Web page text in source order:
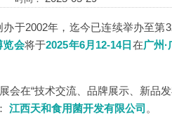
办于2002年，迄今已连续举办至第
览会将于2025年6月12-14日 在广州
在“技术交流、品牌展示、新品
江西天和食用菌开发有限公司 。